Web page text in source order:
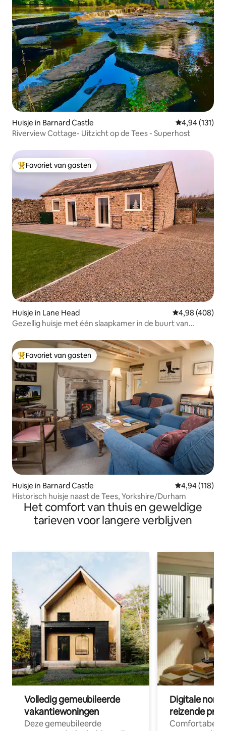
Huisje in Barnard Castle Gemiddelde
4,94 (131)
Riverview Cottage- Uitzicht op de Tees - Superhost
Topfavoriet van gasten
Favoriet van gasten
Huisje in Lane Head Gemiddelde
4,98 (408)
Gezellig huisje met één slaapkamer in de buurt van
Topfavoriet van gasten
Favoriet van gasten
Huisje in Barnard Castle Gemiddelde
4,94 (118)
Historisch huisje naast de Tees, Yorkshire/Durham
Het comfort van thuis en geweldige
tarieven voor langere verblijven
Volledig gemeubileerde
vakantiewoningen
Deze gemeubileerde
Digitale
reizende
Comfortabele